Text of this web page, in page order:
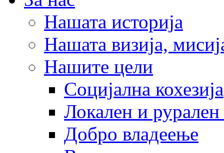
Нашата историја
Нашата визија,
Нашите цели
Социјална кохезија
Локален и рурален
Добро владеење